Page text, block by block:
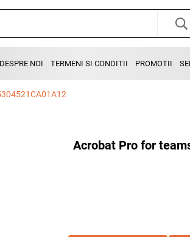
DESPRE NOI TERMENI SI CONDITII PROMOTII
Acrobat Pro for